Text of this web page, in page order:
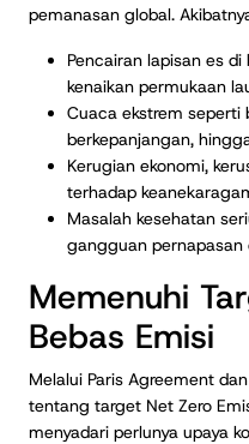
pemanasan global.
Pencairan lapisan es
kenaikan permukaan
Cuaca ekstrem seperti
berkepanjangan,
Kerugian ekonomi,
terhadap
Masalah kesehatan
gangguan pernapasan
Memenuhi
Bebas Emisi
Melalui Paris Agreement
tentang target Net Zero
menyadari perlunya upaya